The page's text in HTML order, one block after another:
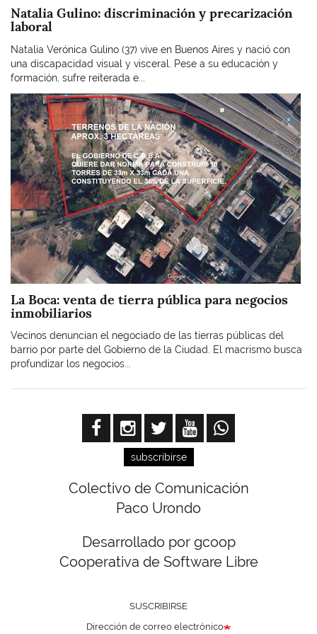
Natalia Gulino: discriminación y precarización
laboral
Natalia Verónica Gulino (37) vive en Buenos Aires y nació con
una discapacidad visual y visceral. Pese a su educación y
formación, sufre reiterada e...
Imagen
La Boca: venta de tierra pública para negocios
inmobiliarios
Vecinos denuncian el negociado de las tierras públicas del
barrio por parte del Gobierno de la Ciudad. El macrismo busca
profundizar los negocios...
subscribirse
Colectivo de Comunicación
Paco Urondo
Desarrollado por gcoop
Cooperativa de Software Libre
SUSCRIBIRSE
Dirección de correo electrónico